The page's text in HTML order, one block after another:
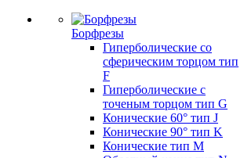
Борфрезы
Гиперболические cо
сферическим торцом тип
F
Гиперболические с
точеным торцом тип G
Конические 60° тип J
Конические 90° тип K
Конические тип M